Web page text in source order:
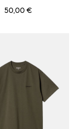
50,00 €